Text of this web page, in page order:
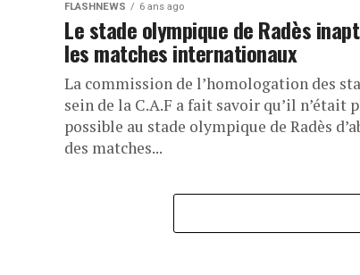
FLASHNEWS 6 ans ago
Le stade olympique de Radès
les matches internationaux
La commission de l’homologation des
sein de la C.A.F a fait savoir qu’il n’était
possible au stade olympique de Radès
des matches...